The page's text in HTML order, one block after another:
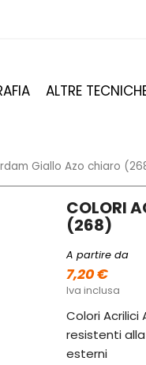
ALTRE
Giallo Azo chiaro
COLORI
(268)
A partire da
7,20 €
Iva inclusa
Colori Acrilici
resistenti
esterni